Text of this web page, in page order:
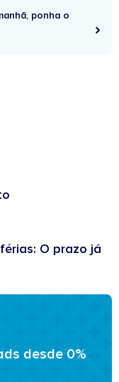
ponha o
O prazo já
desde 0%